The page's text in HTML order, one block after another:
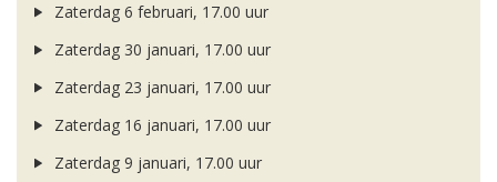
Zaterdag 6 februari, 17.00 uur
Zaterdag 30 januari, 17.00 uur
Zaterdag 23 januari, 17.00 uur
Zaterdag 16 januari, 17.00 uur
Zaterdag 9 januari, 17.00 uur